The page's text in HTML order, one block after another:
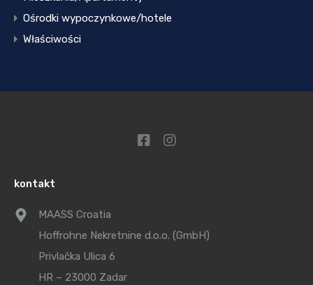
Ośrodki wypoczynkowe/hotele
Właściwości
kontakt
MAASS Croatia
Hoffrohne Nekretnine d.o.o. (GmbH)
Privlačka Ulica 6
HR – 23000 Zadar